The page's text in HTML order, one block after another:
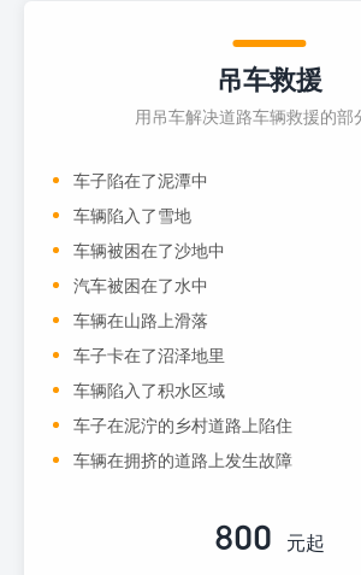
吊车救援
用吊车解决道路车辆救援的部
车子陷在了泥潭中
车辆陷入了雪地
车辆被困在了沙地中
汽车被困在了水中
车辆在山路上滑落
车子卡在了沼泽地里
车辆陷入了积水区域
车子在泥泞的乡村道路上陷住
车辆在拥挤的道路上发生故障
800 元起